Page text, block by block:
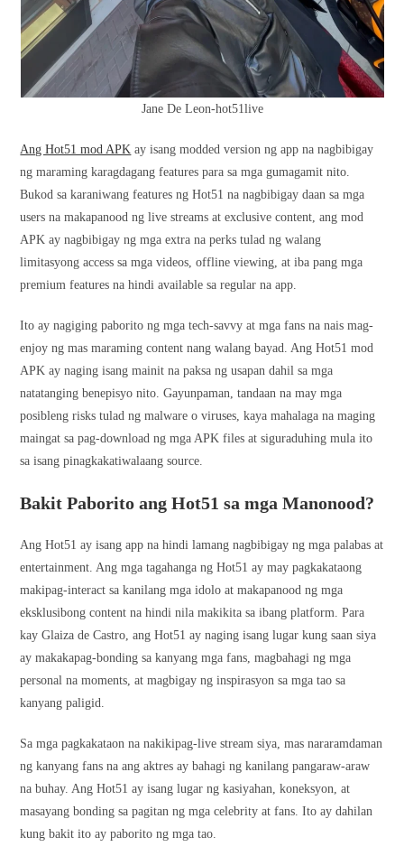
Jane De Leon-hot51live
Ang Hot51 mod APK ay isang modded version ng app na nagbibigay
ng maraming karagdagang features para sa mga gumagamit nito.
Bukod sa karaniwang features ng Hot51 na nagbibigay daan sa mga
users na makapanood ng live streams at exclusive content, ang mod
APK ay nagbibigay ng mga extra na perks tulad ng walang
limitasyong access sa mga videos, offline viewing, at iba pang mga
premium features na hindi available sa regular na app.
Ito ay nagiging paborito ng mga tech-savvy at mga fans na nais mag-
enjoy ng mas maraming content nang walang bayad. Ang Hot51 mod
APK ay naging isang mainit na paksa ng usapan dahil sa mga
natatanging benepisyo nito. Gayunpaman, tandaan na may mga
posibleng risks tulad ng malware o viruses, kaya mahalaga na maging
maingat sa pag-download ng mga APK files at siguraduhing mula ito
sa isang pinagkakatiwalaang source.
Bakit Paborito ang Hot51 sa mga Manonood?
Ang Hot51 ay isang app na hindi lamang nagbibigay ng mga palabas at
entertainment. Ang mga tagahanga ng Hot51 ay may pagkakataong
makipag-interact sa kanilang mga idolo at makapanood ng mga
eksklusibong content na hindi nila makikita sa ibang platform. Para
kay Glaiza de Castro, ang Hot51 ay naging isang lugar kung saan siya
ay makakapag-bonding sa kanyang mga fans, magbahagi ng mga
personal na moments, at magbigay ng inspirasyon sa mga tao sa
kanyang paligid.
Sa mga pagkakataon na nakikipag-live stream siya, mas nararamdaman
ng kanyang fans na ang aktres ay bahagi ng kanilang pangaraw-araw
na buhay. Ang Hot51 ay isang lugar ng kasiyahan, koneksyon, at
masayang bonding sa pagitan ng mga celebrity at fans. Ito ay dahilan
kung bakit ito ay paborito ng mga tao.